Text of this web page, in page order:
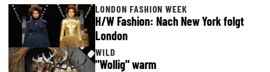
LONDON FASHION WEEK
H/W Fashion: Nach New York folgt
London
WILD
"Wollig" warm